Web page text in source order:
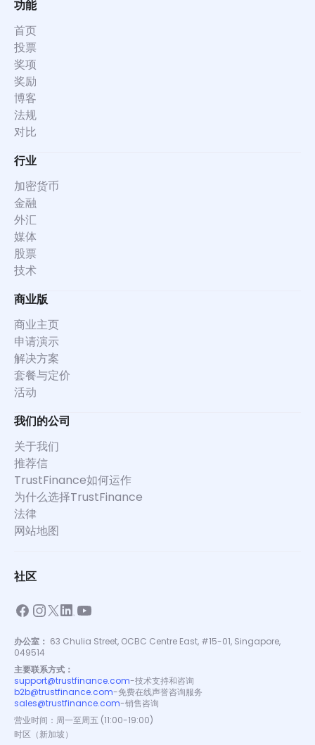
功能
首页
投票
奖项
奖励
博客
法规
对比
行业
加密货币
金融
外汇
媒体
股票
技术
商业版
商业主页
申请演示
解决方案
套餐与定价
活动
我们的公司
关于我们
推荐信
TrustFinance如何运作
为什么选择TrustFinance
法律
网站地图
社区
办公室： 63 Chulia Street, OCBC Centre East, #15-01, Singapore,
049514
主要联系方式：
support@trustfinance.com-技术支持和咨询
b2b@trustfinance.com-免费在线声誉咨询服务
sales@trustfinance.com-销售咨询
营业时间：周一至周五 (11:00-19:00)
时区（新加坡）